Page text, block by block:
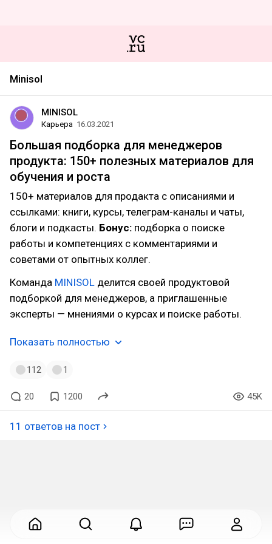
Minisol
MINISOL
Карьера 16.03.2021
Большая подборка для менеджеров
продукта: 150+ полезных материалов для
обучения и роста
150+ материалов для продакта с описаниями и
ссылками: книги, курсы, телеграм-каналы и чаты,
блоги и подкасты. Бонус: подборка о поиске
работы и компетенциях с комментариями и
советами от опытных коллег.
Команда MINISOL делится своей продуктовой
подборкой для менеджеров, а приглашенные
эксперты — мнениями о курсах и поиске работы.
Показать полностью
112 1
20 1200 45K
11 ответов на пост